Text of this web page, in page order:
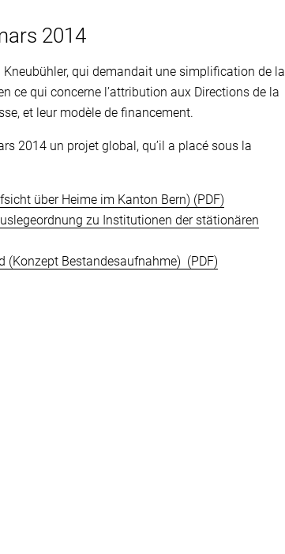
2014
qui demandait une simplification de la
ce qui concerne l’attribution aux Directions de la
et leur modèle de financement.
2014 un projet global, qu’il a placé sous la
über Heime im Kanton Bern)
zu Institutionen der stätionären
(Konzept Bestandesaufnahme)
et Projet OAEC